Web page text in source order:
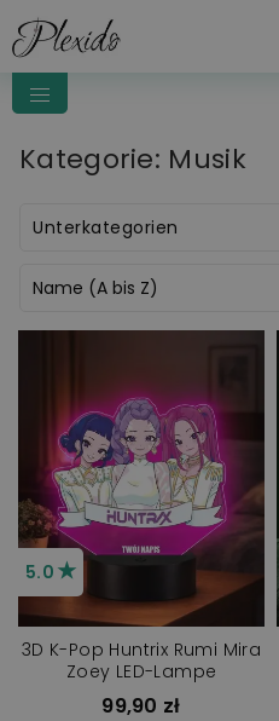
Kategorie: Musik
Name (A bis Z)
5.0 ★
3D K-Pop Huntrix Rumi Mira
Zoey LED-Lampe
99,90 zł
Unterkategorien